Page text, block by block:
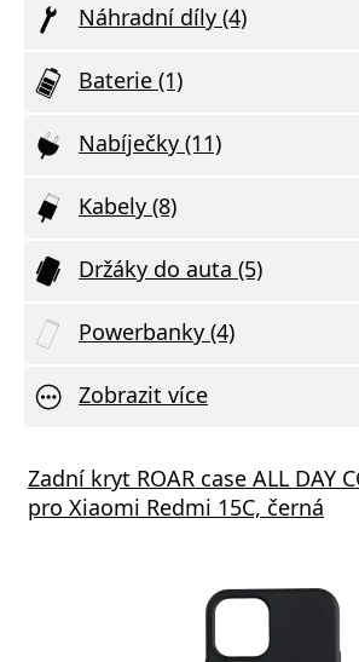
Náhradní díly (4)
Baterie (1)
Nabíječky (11)
Kabely (8)
Držáky do auta (5)
Powerbanky (4)
Zobrazit více
Zadní kryt ROAR case ALL DAY
pro Xiaomi Redmi 15C, černá